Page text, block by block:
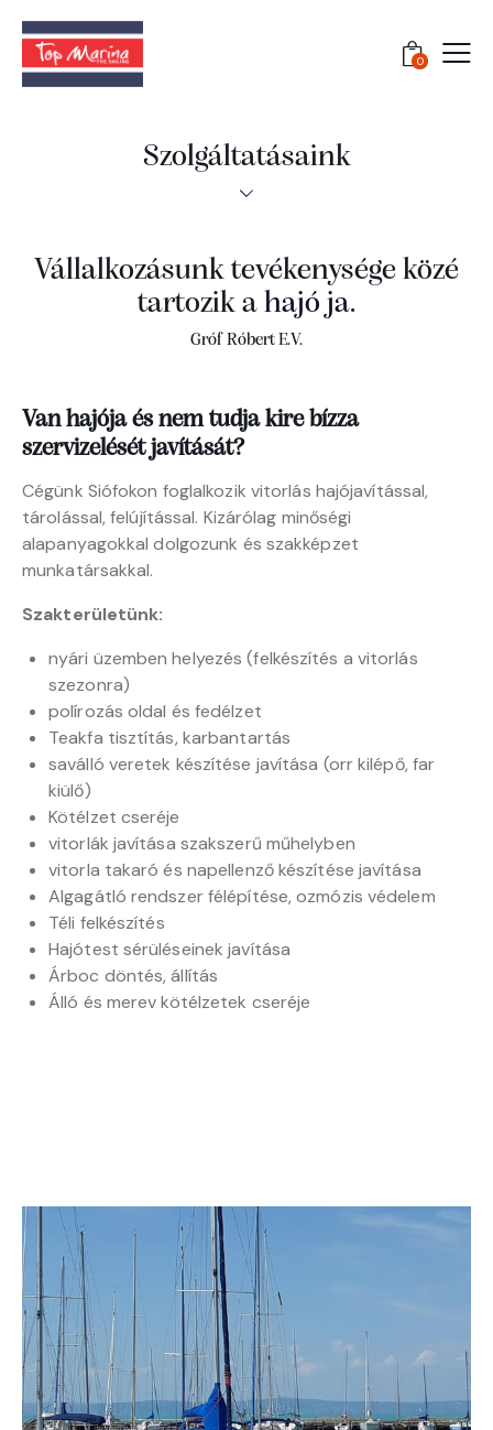
0
Szolgáltatásaink
Vállalkozásunk tevékenysége közé
tartozik ahajó javít
Gróf Róbert E.V.
Van hajója és nem tudja kire bízza
szervizelését javítását?
Cégünk Siófokon foglalkozik vitorlás hajójavítással,
tárolással, felújítással. Kizárólag minőségi
alapanyagokkal dolgozunk és szakképzet
munkatársakkal.
Szakterületünk:
nyári üzemben helyezés (felkészítés a vitorlás
szezonra)
polírozás oldal és fedélzet
Teakfa tisztítás, karbantartás
saválló veretek készítése javítása (orr kilépő, far
kiülő)
Kötélzet cseréje
vitorlák javítása szakszerű műhelyben
vitorla takaró és napellenző készítése javítása
Algagátló rendszer félépítése, ozmózis védelem
Téli felkészítés
Hajótest sérüléseinek javítása
Árboc döntés, állítás
Álló és merev kötélzetek cseréje